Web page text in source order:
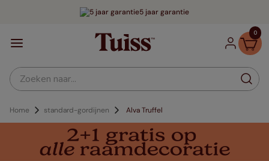
5 jaar garantie
0
Zoeken naar...
Home standard-gordijnen Alva Truffel